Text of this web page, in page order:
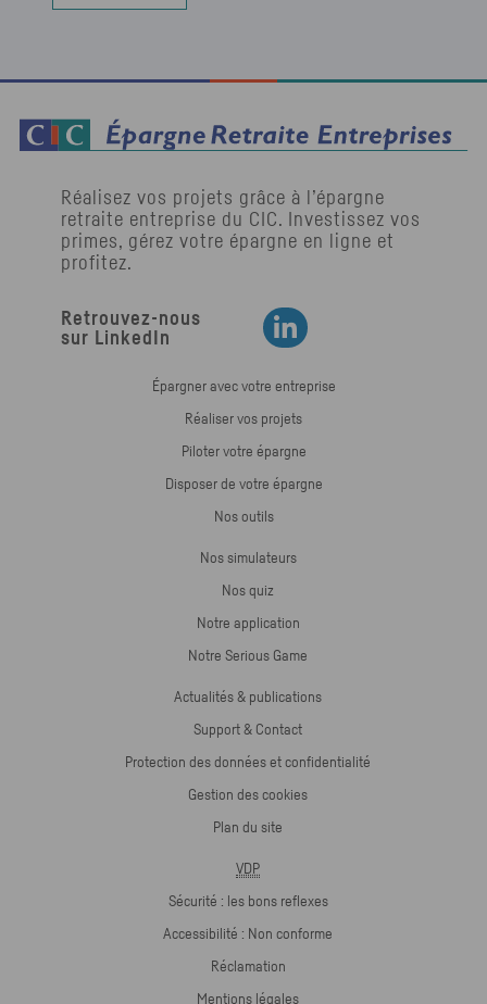
Réalisez vos projets grâce à l’épargne
retraite entreprise du CIC. Investissez vos
primes, gérez votre épargne en ligne et
profitez.
Retrouvez-nous
sur LinkedIn
Retrouvez-nous sur LinkedIn
Épargner avec votre entreprise
Réaliser vos projets
Piloter votre épargne
Disposer de votre épargne
Nos outils
Nos simulateurs
Nos quiz
Notre application
Notre Serious Game
Actualités & publications
Support & Contact
Protection des données et confidentialité
Gestion des cookies
Plan du site
VDP
Sécurité : les bons reflexes
Accessibilité : Non conforme
Réclamation
Mentions légales